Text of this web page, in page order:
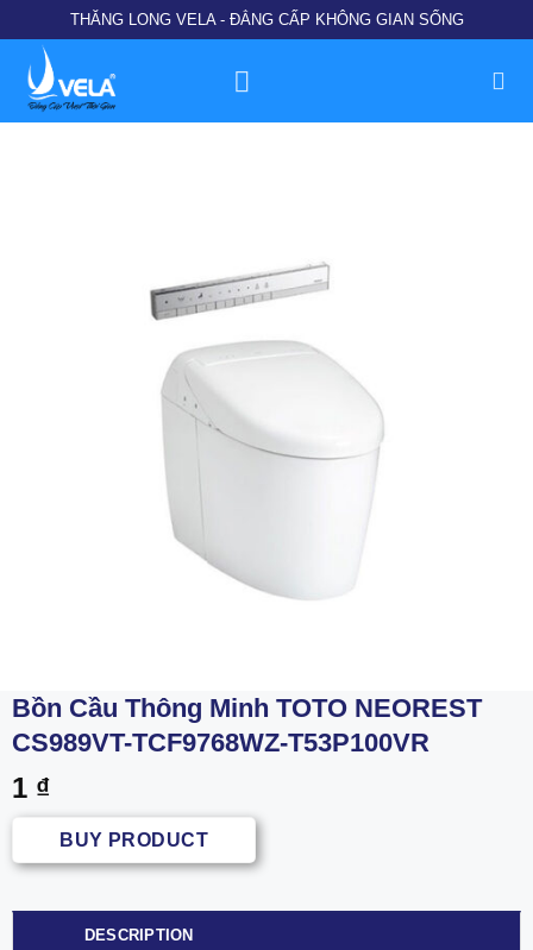
đến
dung
THĂNG LONG VELA - ĐẲNG CẤP KHÔNG GIAN SỐNG
Bồn Cầu Thông Minh TOTO NEOREST
CS989VT-TCF9768WZ-T53P100VR
1 ₫
BUY PRODUCT
DESCRIPTION